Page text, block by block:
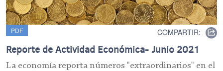
PDF COMPARTIR:
Reporte de Actividad Económica- Junio 2021
La economía reporta números "extraordinarios" en el